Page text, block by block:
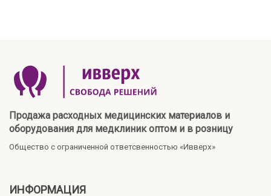
Продажа расходных медицинских материалов и
оборудования для медклиник оптом и в розницу
Общество с ограниченной ответсвенностью «Ивверх»
ИНФОРМАЦИЯ